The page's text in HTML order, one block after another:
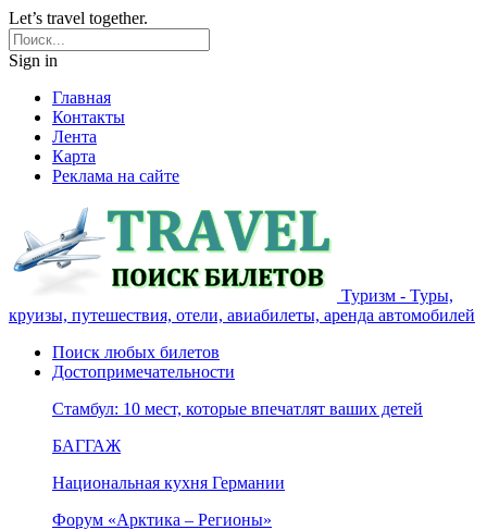
Let’s travel together.
Sign in
Главная
Контакты
Лента
Карта
Реклама на сайте
Туризм - Туры,
круизы, путешествия, отели, авиабилеты, аренда автомобилей
Поиск любых билетов
Достопримечательности
Стамбул: 10 мест, которые впечатлят ваших детей
БАГГАЖ
Национальная кухня Германии
Форум «Арктика – Регионы»